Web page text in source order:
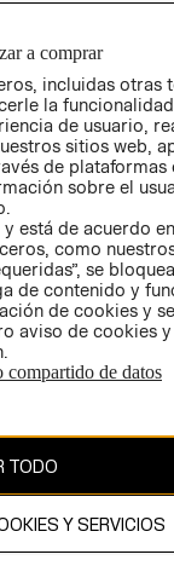
CONDICIONES
AVISO DE
PRIVACIDAD
GIFT CARD
AVISO DE
COOKIES
copyright y es
a comprar
incluidas otras
la
de usuario,
sitios web,
de plataformas
sobre el
está de acuerdo
como
se
de contenido y
de cookies y
aviso de cookies
de datos
TODO
Y SERVICIOS